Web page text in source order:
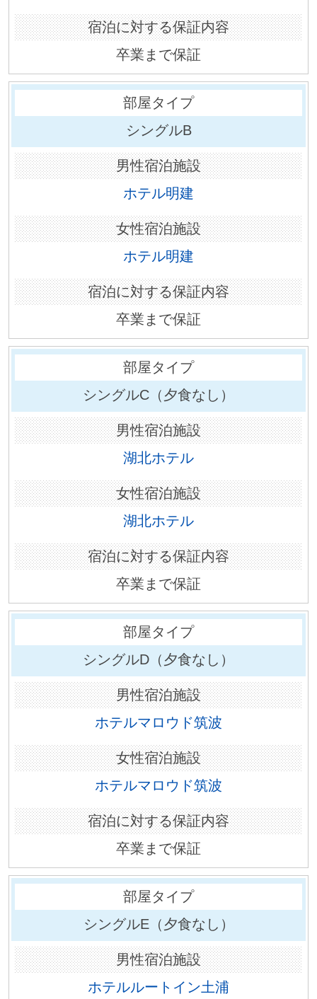
卒業まで保証
シングルB
ホテル明建
ホテル明建
卒業まで保証
シングルC（夕食なし）
湖北ホテル
湖北ホテル
卒業まで保証
シングルD（夕食なし）
ホテルマロウド筑波
ホテルマロウド筑波
卒業まで保証
シングルE（夕食なし）
ホテルルートイン土浦